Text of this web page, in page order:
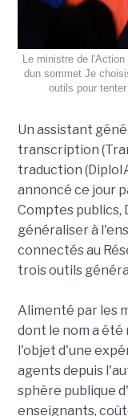
Le ministre de
dun sommet Je
outils pour
Un assistant
transcription
traduction
annoncé ce jour
Comptes publics,
généraliser à
connectés au
trois outils
Alimenté par les
dont le nom a été
l'objet d'une
agents depuis
sphère publique
enseignants,